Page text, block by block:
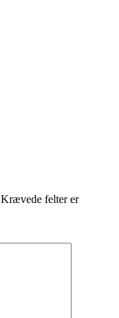
Krævede felter er